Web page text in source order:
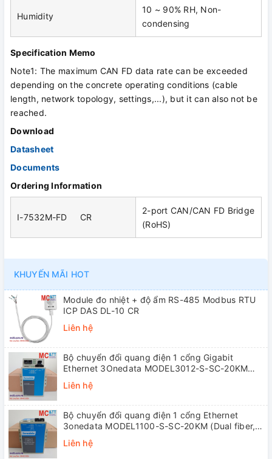
Humidity
10 ~ 90% RH, Non-
condensing
Specification Memo
Note1: The maximum CAN FD data rate can be exceeded
depending on the concrete operating conditions (cable
length, network topology, settings,...), but it can also not be
reached.
Download
Datasheet
Documents
Ordering Information
I-7532M-FD CR
2-port CAN/CAN FD Bridge
(RoHS)
KHUYẾN MÃI HOT
Module đo nhiệt + độ ẩm RS-485 Modbus RTU
ICP DAS DL-10 CR
Liên hệ
Bộ chuyển đổi quang điện 1 cổng Gigabit
Ethernet 3Onedata MODEL3012-S-SC-20KM
Liên hệ
Bộ chuyển đổi quang điện 1 cổng Ethernet
3onedata MODEL1100-S-SC-20KM (Dual fiber,
Liên hệ